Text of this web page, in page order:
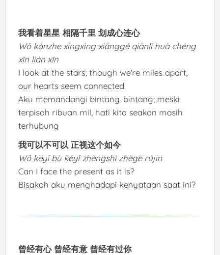
我看着星星 相隔千里 划成心连心
Wǒ kànzhe xīngxing xiānggé qiānlǐ huà chéng
xīn lián xīn
I look at the stars; though we're miles apart,
our hearts seem connected
Aku memandangi bintang-bintang; meski
terpisah ribuan mil, hati kita seakan masih
terhubung
我可以不可以 正视这个如今
Wǒ kěyǐ bù kěyǐ zhèngshì zhège rújīn
Can I face the present as it is?
Bisakah aku menghadapi kenyataan saat ini?
曾经有心 曾经有意 曾经有过你